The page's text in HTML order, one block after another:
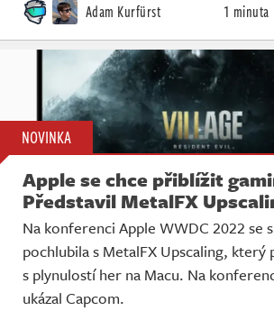
Adam Kurfürst 1 minuta
NOVINKA
Apple se chce přiblížit
Představil MetalFX
Na konferenci Apple WWDC 2022 se
pochlubila s MetalFX Upscaling, který
s plynulostí her na Macu. Na
ukázal Capcom.